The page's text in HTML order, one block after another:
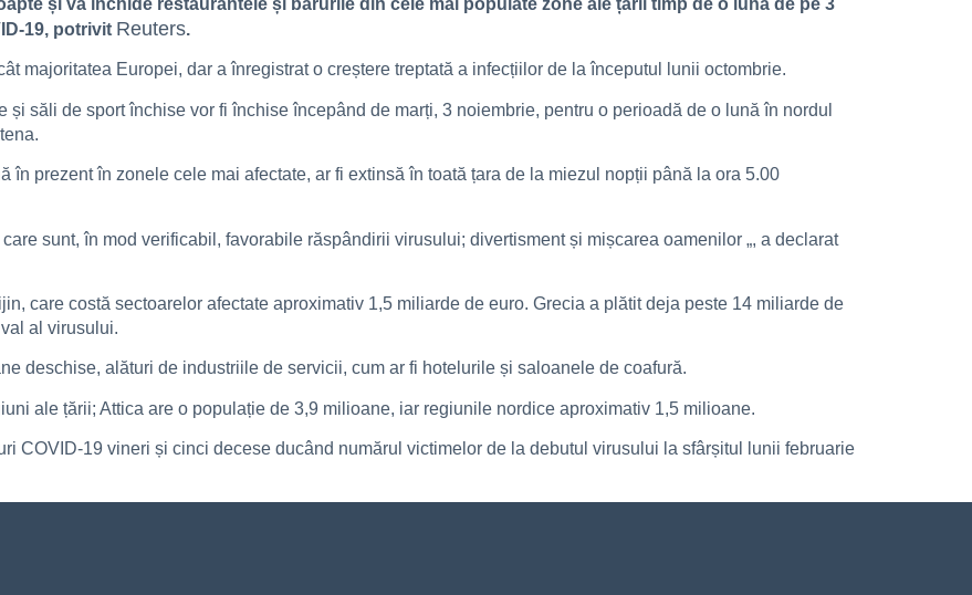
și va închide restaurantele și barurile din cele mai populate zone ale țării timp de o lună de pe 3
19, potrivit Reuters.
majoritatea Europei, dar a înregistrat o creștere treptată a infecțiilor de la începutul lunii octombrie.
și săli de sport închise vor fi închise începând de marți, 3 noiembrie, pentru o perioadă de o lună în nordul
în prezent în zonele cele mai afectate, ar fi extinsă în toată țara de la miezul nopții până la ora 5.00
sunt, în mod verificabil, favorabile răspândirii virusului; divertisment și mișcarea oamenilor „, a declarat
care costă sectoarelor afectate aproximativ 1,5 miliarde de euro. Grecia a plătit deja peste 14 miliarde de
al virusului.
deschise, alături de industriile de servicii, cum ar fi hotelurile și saloanele de coafură.
ale țării; Attica are o populație de 3,9 milioane, iar regiunile nordice aproximativ 1,5 milioane.
COVID-19 vineri și cinci decese ducând numărul victimelor de la debutul virusului la sfârșitul lunii februarie